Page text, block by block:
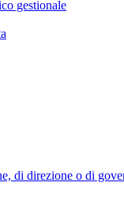
gestionale
di direzione o di